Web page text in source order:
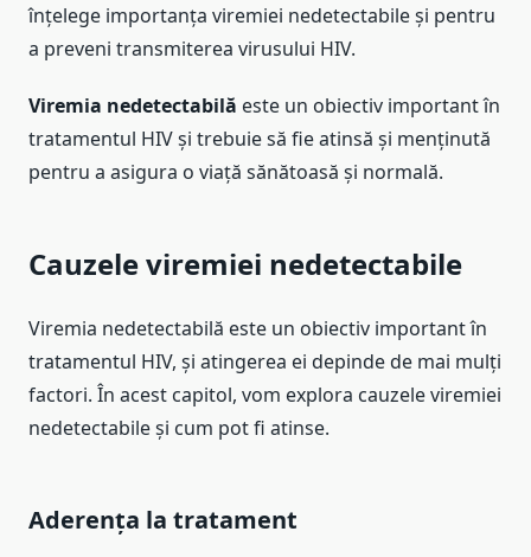
înțelege importanța viremiei nedetectabile și pentru
a preveni transmiterea virusului HIV.
Viremia nedetectabilă este un obiectiv important în
tratamentul HIV și trebuie să fie atinsă și menținută
pentru a asigura o viață sănătoasă și normală.
Cauzele viremiei nedetectabile
Viremia nedetectabilă este un obiectiv important în
tratamentul HIV, și atingerea ei depinde de mai mulți
factori. În acest capitol, vom explora cauzele viremiei
nedetectabile și cum pot fi atinse.
Aderența la tratament